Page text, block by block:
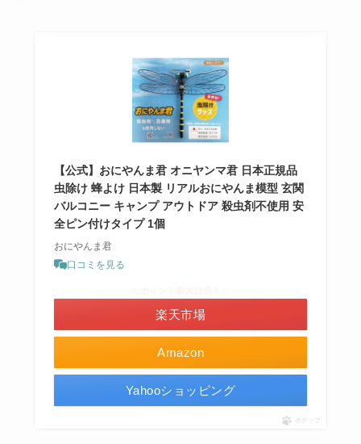
【公式】おにやんま君 オニヤンマ君 日本正規品
虫除け 蜂よけ 日本製 リアルおにやんま模型 玄関
バルコニー キャンプ アウトドア 殺虫剤不使用 安
全ピン付けタイプ 1個
おにやんま君
口コミを見る
Amazon
楽天市場
Yahooショッピング
ポチップ